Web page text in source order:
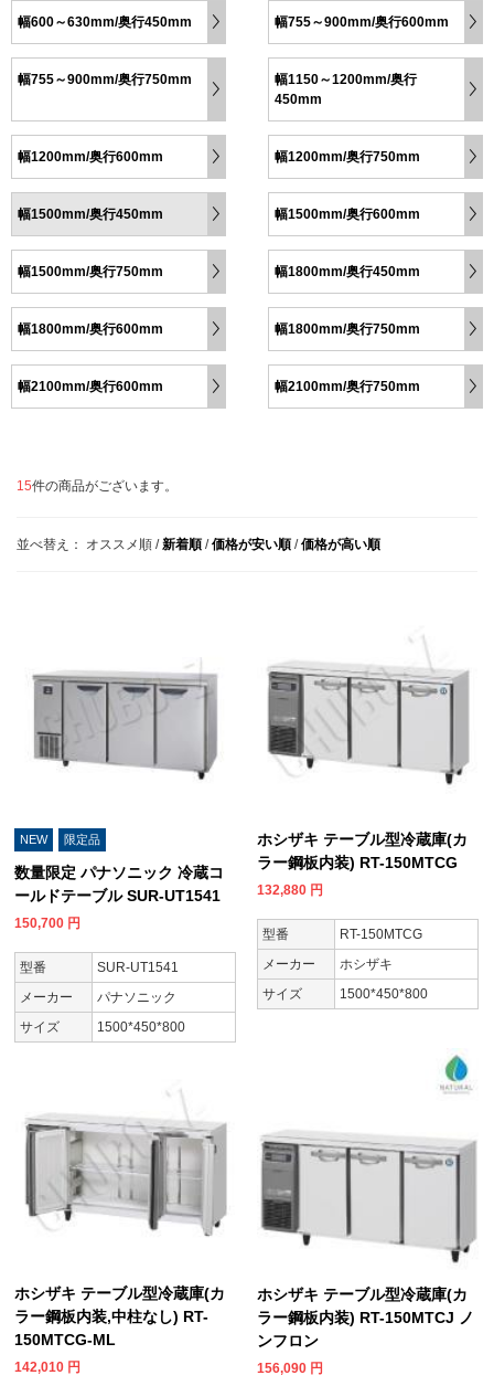
幅600～630mm/奥行450mm 幅755～900mm/奥行600mm
幅755～900mm/奥行750mm
幅1150～1200mm/奥行
450mm
幅1200mm/奥行600mm 幅1200mm/奥行750mm
幅1500mm/奥行450mm 幅1500mm/奥行600mm
幅1500mm/奥行750mm 幅1800mm/奥行450mm
幅1800mm/奥行600mm 幅1800mm/奥行750mm
幅2100mm/奥行600mm 幅2100mm/奥行750mm
15件の商品がございます。
並べ替え： オススメ順 /新着順 /価格が安い順 /価格が高い順
NEW 限定品
数量限定 パナソニック 冷蔵コ
ールドテーブル SUR-UT1541
150,700 円
型番
SUR-UT1541
メーカー
パナソニック
サイズ
1500*450*800
ホシザキ テーブル型冷蔵庫(カ
ラー鋼板内装) RT-150MTCG
132,880 円
型番
RT-150MTCG
メーカー
ホシザキ
サイズ
1500*450*800
ホシザキ テーブル型冷蔵庫(カ
ラー鋼板内装,中柱なし) RT-
150MTCG-ML
142,010 円
ホシザキ テーブル型冷蔵庫(カ
ラー鋼板内装) RT-150MTCJ ノ
ンフロン
156,090 円